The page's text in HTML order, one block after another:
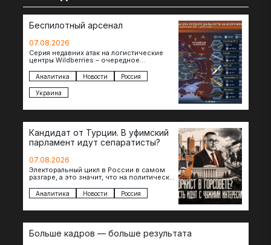
Беспилотный арсенал
07.08.2026
Серия недавних атак на логистические
центры Wildberries – очередное
российского тыла. И суть здесь даже не…
Аналитика Новости Россия
Украина
Кандидат от Турции. В уфимский
парламент идут сепаратисты?
07.08.2026
Электоральный цикл в России в самом
разгаре, а это значит, что на политическое
сомнительной репутацией….
Аналитика Новости Россия
Больше кадров — больше результата